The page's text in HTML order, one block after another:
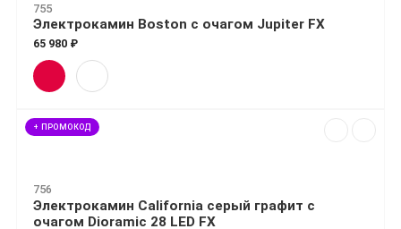
755
Электрокамин Boston с очагом Jupiter FX
65 980 ₽
+ ПРОМОКОД
756
Электрокамин California серый графит с
очагом Dioramic 28 LED FX